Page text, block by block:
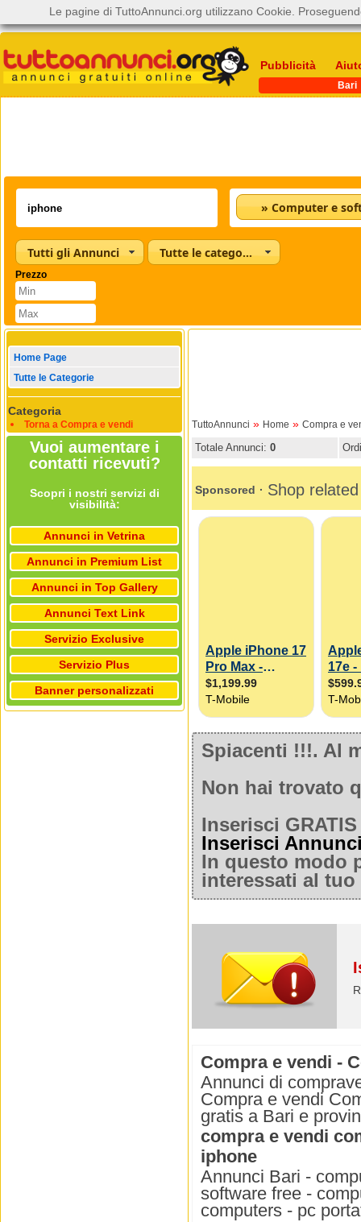
Pubblicità
Bari
» Computer e
Tutti gli Annunci Tutte le categorie
Prezzo
Home Page
Tutte le Categorie
Categoria
Torna a Compra e vendi
Vuoi aumentare i
contatti ricevuti?
Scopri i nostri servizi di
visibilità:
Annunci in Vetrina
Annunci in Premium List
Annunci in Top Gallery
Annunci Text Link
Servizio Exclusive
Servizio Plus
Banner personalizzati
TuttoAnnunci » Home » Compra e
Totale Annunci: 0
Spiacenti !!!. Al
Non hai trovato
Inserisci
Inserisci
In questo modo
interessati al
Compra e vendi -
Annunci di
Compra e vendi
gratis a Bari e
compra e vendi
iphone
Annunci Bari -
software free -
computers - pc
Le pagine di TuttoAnnunci.org utilizzano Cookie.